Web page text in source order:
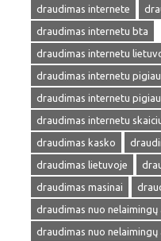
draudimas internete
draudimas internetu bta
draudimas internetu
draudimas internetu pigiau
draudimas internetu
draudimas internetu
draudimas kasko
draudimas lietuvoje
draudimas masinai
draudimas nuo
draudimas nuo